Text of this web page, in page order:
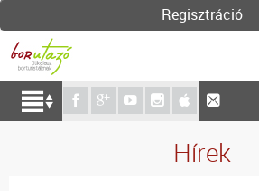
Regisztráció
Hírek